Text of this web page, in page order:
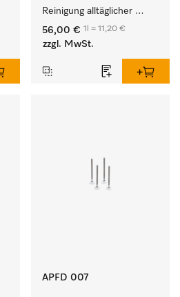
Reinigung alltäglicher
Anschmutzungen von
Geschirr, Besteck und
56,00 € 1l = 11,20 €
zzgl. MwSt.
APFD 007